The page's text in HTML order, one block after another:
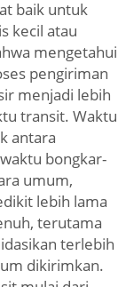
baik untuk
kecil atau
mengetahui
pengiriman
menjadi lebih
transit. Waktu
antara
bongkar-
umum,
lebih lama
terutama
terlebih
dikirimkan.